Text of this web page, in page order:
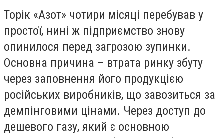
Торік «Азот» чотири місяці перебував у
простої, нині ж підприємство знову
опинилося перед загрозою зупинки.
Основна причина – втрата ринку збуту
через заповнення його продукцією
російських виробників, що завозиться за
демпінговими цінами. Через доступ до
дешевого газу, який є основною